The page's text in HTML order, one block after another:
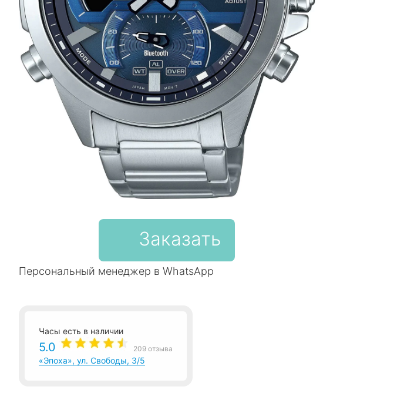
Заказать
Персональный менеджер в WhatsApp
Часы есть в наличии
5.0 209 отзыва
«Эпоха», ул. Свободы, 3/5